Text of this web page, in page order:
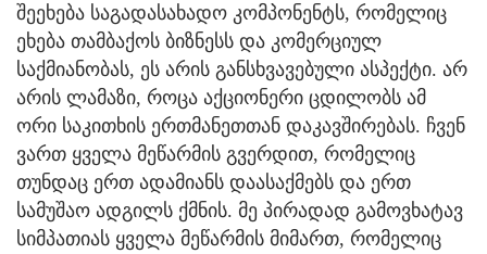
შეეხება საგადასახადო კომპონენტს, რომელიც
ეხება თამბაქოს ბიზნესს და კომერციულ
საქმიანობას, ეს არის განსხვავებული ასპექტი. არ
არის ლამაზი, როცა აქციონერი ცდილობს ამ
ორი საკითხის ერთმანეთთან დაკავშირებას. ჩვენ
ვართ ყველა მეწარმის გვერდით, რომელიც
თუნდაც ერთ ადამიანს დაასაქმებს და ერთ
სამუშაო ადგილს ქმნის. მე პირადად გამოვხატავ
სიმპათიას ყველა მეწარმის მიმართ, რომელიც